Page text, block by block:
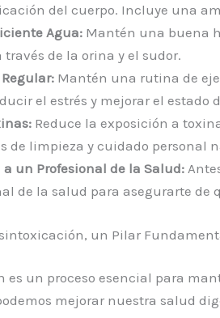
del cuerpo. Incluye una
Agua:Mantén una buena
través de la orina y el sudor.
Mantén una rutina de
el estrés y mejorar el estado
Reduce la exposición a
de limpieza y cuidado personal
un Profesional de la Salud:
de la salud para asegurarte de
un Pilar
es un proceso esencial para
mejorar nuestra salud